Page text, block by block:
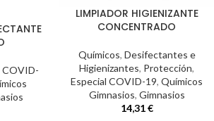
COVID-
LIMPIADOR HIGIENIZANTE
CONCENTRADO
Químicos, Desifectantes e
Higienizantes, Protección,
Especial COVID-19, Químicos
Gimnasios, Gimnasios
14,31€